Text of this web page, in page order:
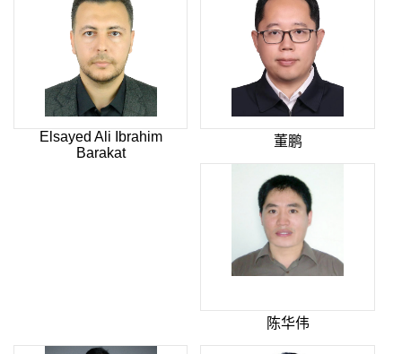
Elsayed Ali Ibrahim
Barakat
董鹏
陈华伟